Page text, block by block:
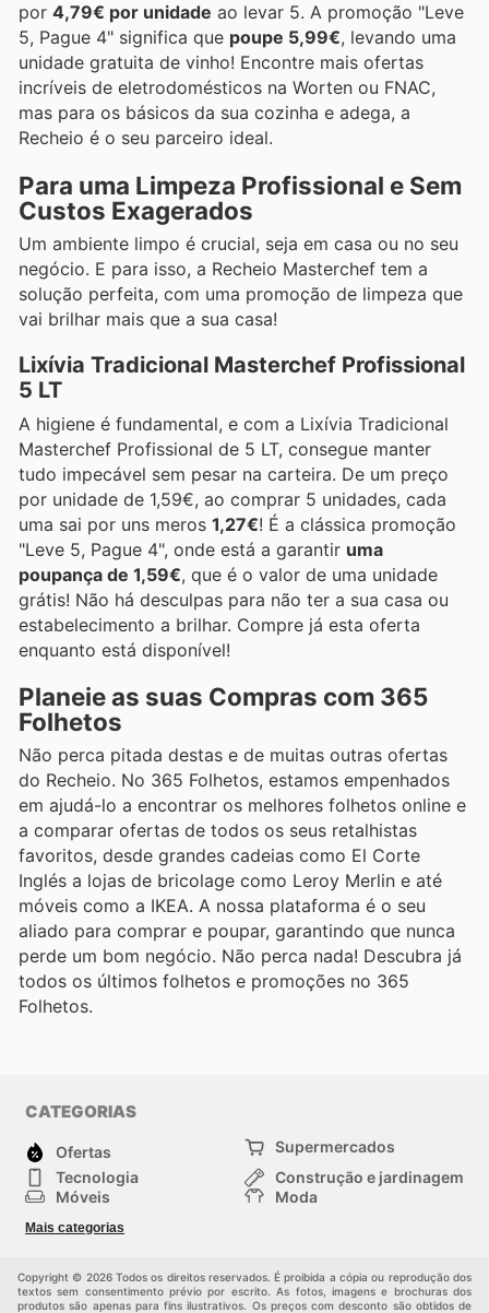
por 4,79€ por unidade ao levar 5. A promoção "Leve
5, Pague 4" significa que poupe 5,99€, levando uma
unidade gratuita de vinho! Encontre mais ofertas
incríveis de eletrodomésticos na Worten ou FNAC,
mas para os básicos da sua cozinha e adega, a
Recheio é o seu parceiro ideal.
Para uma Limpeza Profissional e Sem
Custos Exagerados
Um ambiente limpo é crucial, seja em casa ou no seu
negócio. E para isso, a Recheio Masterchef tem a
solução perfeita, com uma promoção de limpeza que
vai brilhar mais que a sua casa!
Lixívia Tradicional Masterchef Profissional
5 LT
A higiene é fundamental, e com a Lixívia Tradicional
Masterchef Profissional de 5 LT, consegue manter
tudo impecável sem pesar na carteira. De um preço
por unidade de 1,59€, ao comprar 5 unidades, cada
uma sai por uns meros 1,27€! É a clássica promoção
"Leve 5, Pague 4", onde está a garantir uma
poupança de 1,59€, que é o valor de uma unidade
grátis! Não há desculpas para não ter a sua casa ou
estabelecimento a brilhar. Compre já esta oferta
enquanto está disponível!
Planeie as suas Compras com 365
Folhetos
Não perca pitada destas e de muitas outras ofertas
do Recheio. No 365 Folhetos, estamos empenhados
em ajudá-lo a encontrar os melhores folhetos online e
a comparar ofertas de todos os seus retalhistas
favoritos, desde grandes cadeias como El Corte
Inglés a lojas de bricolage como Leroy Merlin e até
móveis como a IKEA. A nossa plataforma é o seu
aliado para comprar e poupar, garantindo que nunca
perde um bom negócio. Não perca nada! Descubra já
todos os últimos folhetos e promoções no 365
Folhetos.
CATEGORIAS
Ofertas
Supermercados
Tecnologia
Construção e jardinagem
Móveis
Moda
Crianças
Mais categorias
Copyright © 2026 Todos os direitos reservados. É proibida a cópia ou reprodução dos
textos sem consentimento prévio por escrito. As fotos, imagens e brochuras dos
produtos são apenas para fins ilustrativos. Os preços com desconto são obtidos de